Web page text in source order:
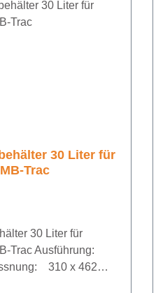
30 Liter für
Trac
30 Liter für
Trac Ausführung:
310 x 462